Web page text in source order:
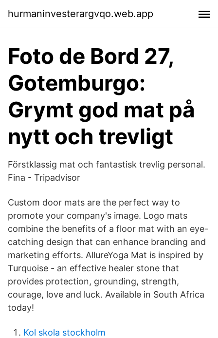
hurmaninvesterargvqo.web.app
Foto de Bord 27,
Gotemburgo:
Grymt god mat på
nytt och trevligt
Förstklassig mat och fantastisk trevlig personal.
Fina - Tripadvisor
Custom door mats are the perfect way to
promote your company's image. Logo mats
combine the benefits of a floor mat with an eye-
catching design that can enhance branding and
marketing efforts. AllureYoga Mat is inspired by
Turquoise - an effective healer stone that
provides protection, grounding, strength,
courage, love and luck. Available in South Africa
today!
Kol skola stockholm